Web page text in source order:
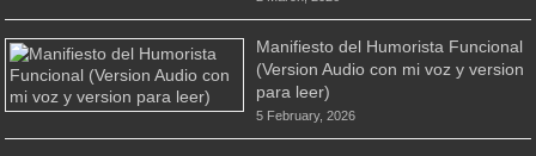
Manifiesto del Humorista Funcional
(Version Audio con mi voz y version
para leer)
5 February, 2026